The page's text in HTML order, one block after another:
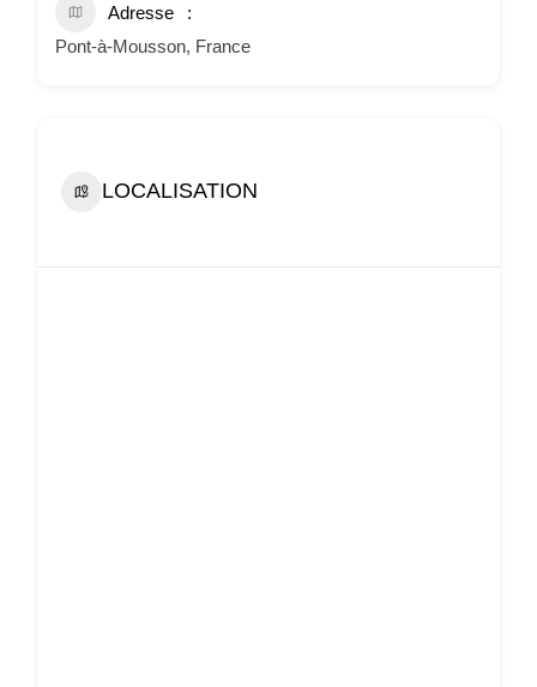
Adresse
Pont-à-Mousson, France
LOCALISATION